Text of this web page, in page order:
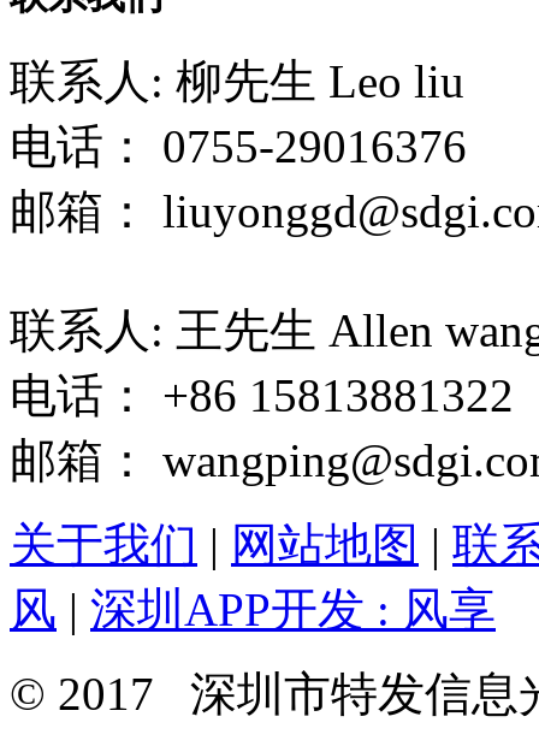
联系人: 柳先生 Leo liu
电话： 0755-29016376
邮箱：
联系人: 王先生 Allen
电话： +86 15813881322
邮箱：
关于我们 | 网站地图 | 联
风 | 深圳APP开发 : 风享
© 2017 深圳市特发信息